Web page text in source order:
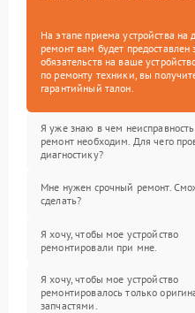
На этапе приема устройства
ремонт вам будет
обязательств на ваше
по ремонту техники, вы
гарантийный талон.
Я уже знаю в чем
ремонт необходим. Для чего
диагностику?
Мне нужен срочный ремонт.
сделать?
Я хочу, чтобы мое устройство
ремонтировали при мне.
Я хочу, чтобы мое устройство
ремонтировалось только
запчастями.